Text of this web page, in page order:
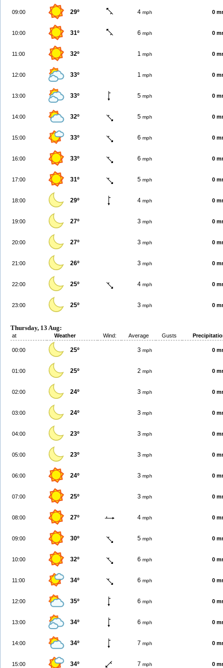
09:00 29º 4 mph 0
10:00 31º 6 mph 0
11:00 32º 1 mph 0
12:00 33º 1 mph 0
13:00 33º 5 mph 0
14:00 32º 5 mph 0
15:00 33º 6 mph 0
16:00 33º 6 mph 0
17:00 31º 5 mph 0
18:00 29º 4 mph 0
19:00 27º 3 mph 0
20:00 27º 3 mph 0
21:00 26º 3 mph 0
22:00 25º 4 mph 0
23:00 25º 3 mph 0
Thursday, 13 Aug:
at Weather Wind: Average Gusts
00:00 25º 3 mph 0
01:00 25º 2 mph 0
02:00 24º 3 mph 0
03:00 24º 3 mph 0
04:00 23º 3 mph 0
05:00 23º 3 mph 0
06:00 24º 3 mph 0
07:00 25º 3 mph 0
08:00 27º 4 mph 0
09:00 30º 5 mph 0
10:00 32º 6 mph 0
11:00 34º 6 mph 0
12:00 35º 6 mph 0
13:00 34º 6 mph 0
14:00 34º 7 mph 0
15:00 34º 7 mph 0